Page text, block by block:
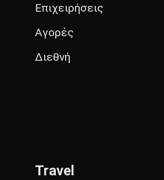
Επιχειρήσεις
Αγορές
Διεθνή
Travel